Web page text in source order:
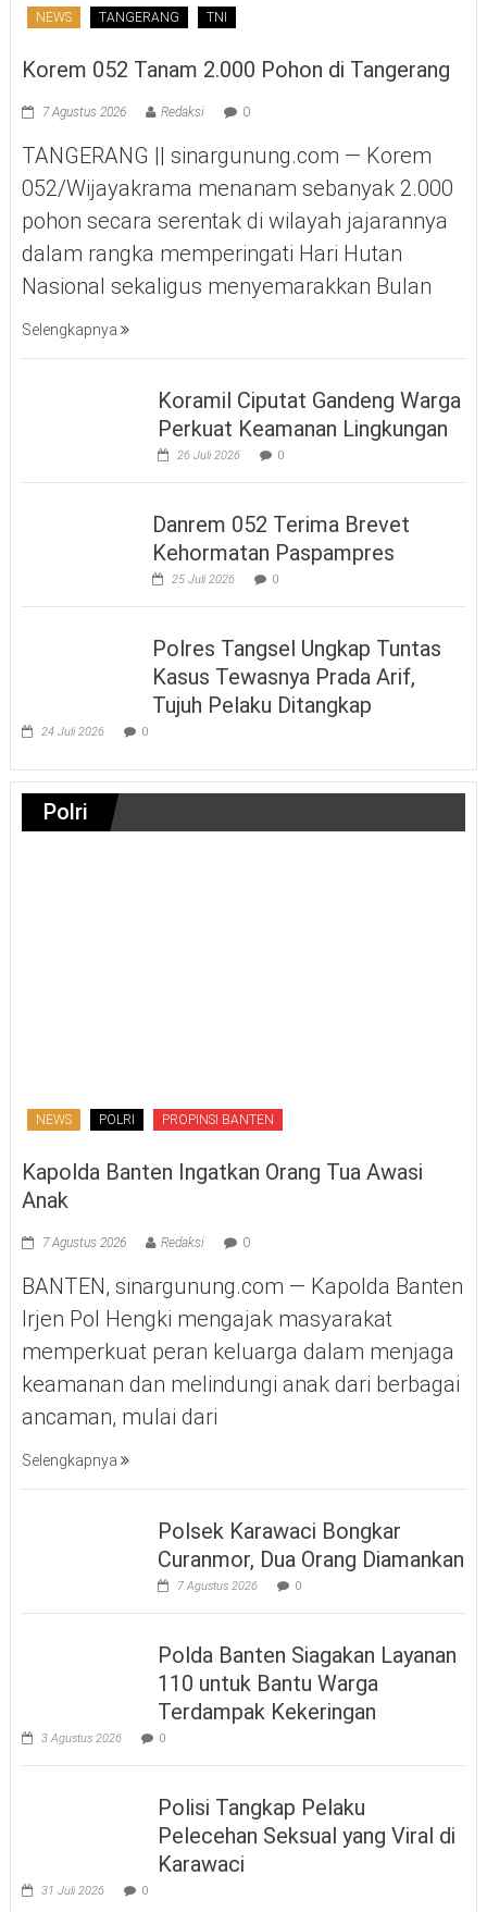
NEWS TANGERANG TNI
Korem 052 Tanam 2.000 Pohon di Tangerang
7 Agustus 2026 Redaksi 0
TANGERANG || sinargunung.com — Korem
052/Wijayakrama menanam sebanyak 2.000
pohon secara serentak di wilayah jajarannya
dalam rangka memperingati Hari Hutan
Nasional sekaligus menyemarakkan Bulan
Selengkapnya
Koramil Ciputat Gandeng Warga
Perkuat Keamanan Lingkungan
26 Juli 2026 0
Danrem 052 Terima Brevet
Kehormatan Paspampres
25 Juli 2026 0
Polres Tangsel Ungkap Tuntas
Kasus Tewasnya Prada Arif,
Tujuh Pelaku Ditangkap
24 Juli 2026 0
Polri
NEWS POLRI PROPINSI BANTEN
Kapolda Banten Ingatkan Orang Tua Awasi
Anak
7 Agustus 2026 Redaksi 0
BANTEN, sinargunung.com — Kapolda Banten
Irjen Pol Hengki mengajak masyarakat
memperkuat peran keluarga dalam menjaga
keamanan dan melindungi anak dari berbagai
ancaman, mulai dari
Selengkapnya
Polsek Karawaci Bongkar
Curanmor, Dua Orang Diamankan
7 Agustus 2026 0
Polda Banten Siagakan Layanan
110 untuk Bantu Warga
Terdampak Kekeringan
3 Agustus 2026 0
Polisi Tangkap Pelaku
Pelecehan Seksual yang Viral di
Karawaci
31 Juli 2026 0